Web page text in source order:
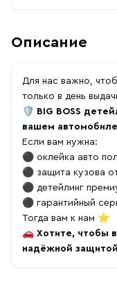
Описание
Для нас важно,
только в день
🛡 BIG BOSS
вашем
Если вам нужна:
⚫️ оклейка авто
⚫️ защита кузова
⚫️ детейлинг
⚫️ гарантийный
Тогда вам к нам ⭐️
🚗 Хотите, чтобы
надёжной